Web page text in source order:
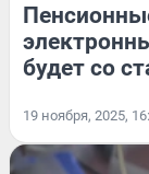
будет со
19 ноября, 2025,